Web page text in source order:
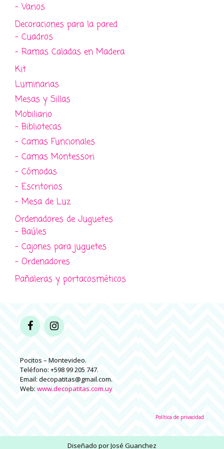
- Varios
Decoraciones para la pared
- Cuadros
- Ramas Caladas en Madera
Kit
Luminarias
Mesas y Sillas
Mobiliario
- Bibliotecas
- Camas Funcionales
- Camas Montessori
- Cómodas
- Escritorios
- Mesa de Luz
Ordenadores de Juguetes
- Baúles
- Cajones para juguetes
- Ordenadores
Pañaleras y portacosméticos
Pocitos – Montevideo.
Teléfono: +598 99 205 747.
Email: decopatitas@gmail.com.
Web: www.decopatitas.com.uy
Política de privacidad
Diseñado porJosé Guanchez